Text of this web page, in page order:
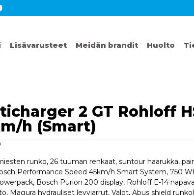
Lisävarusteet Meidän brandit Huolto
2 GT Rohloff
h (Smart)
runko, 26 tuuman renkaat, suntour haarukka,
Performance Speed 45km/h Smart System, 750
Bosch Purion 200 display, Rohloff E-14
Magura hydrauliset levyjarrut, Valot, Abus shield